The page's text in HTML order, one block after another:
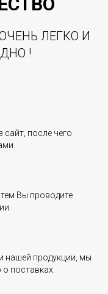
ЛЕГКО И
!
сайт, после чего
Вы проводите
нашей продукции, мы
поставках.